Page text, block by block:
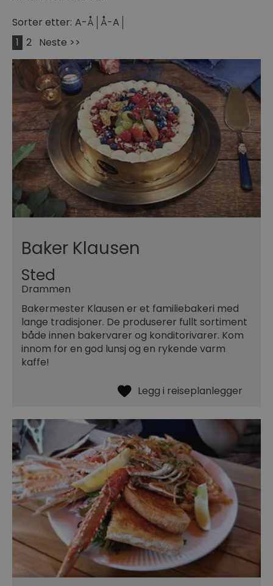
Sorter etter: A-Å Å-A
1
2 Neste >>
Baker Klausen
Sted
Drammen
Bakermester Klausen er et familiebakeri med
lange tradisjoner. De produserer fullt sortiment
både innen bakervarer og konditorivarer. Kom
innom for en god lunsj og en rykende varm
kaffe!